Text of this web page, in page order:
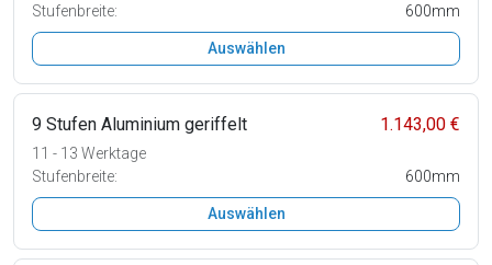
Stufenbreite:
600mm
Auswählen
9 Stufen Aluminium geriffelt 1.143,00 €
11 - 13 Werktage
Stufenbreite:
600mm
Auswählen